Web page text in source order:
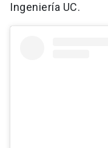
Ingeniería UC.